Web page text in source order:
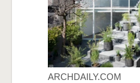
ARCHDAILY.COM